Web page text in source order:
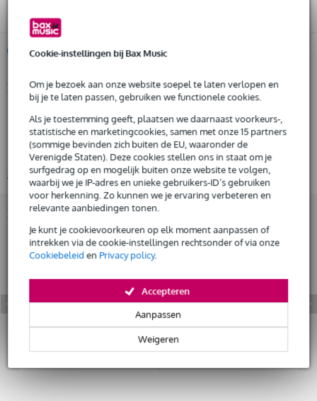
Cookie-instellingen bij Bax Music
Om je bezoek aan onze website soepel te laten verlopen en
bij je te laten passen, gebruiken we functionele cookies.
Als je toestemming geeft, plaatsen we daarnaast voorkeurs-,
statistische en marketingcookies, samen met onze 15 partners
(sommige bevinden zich buiten de EU, waaronder de
Verenigde Staten). Deze cookies stellen ons in staat om je
surfgedrag op en mogelijk buiten onze website te volgen,
waarbij we je IP-adres en unieke gebruikers-ID’s gebruiken
voor herkenning. Zo kunnen we je ervaring verbeteren en
relevante aanbiedingen tonen.
Je kunt je cookievoorkeuren op elk moment aanpassen of
intrekken via de cookie-instellingen rechtsonder of via onze
Cookiebeleiden Privacy policy.
Weigeren
Aanpassen
Accepteren
Huur dit product
Huur dit product al vanaf 59 euro per maand
Huur meerdere producten tegelijk: min. € 300,- en max.
€ 2.500,-
Gratisthuisbezorgd of op te halen in de winkel
Al na 4 maanden maandelijks opzegbaar
De mogelijkheid om je product(en) met korting te kopen
Snelle vervanging door Bax Music bij een defect
Huur dit product
Productinformatie
Lengte: 8 m
Color: zwart
Max. draagvermogen: niet gespecificeerd
Bekijk alle productspecificaties
Bekijk ook eens (11)